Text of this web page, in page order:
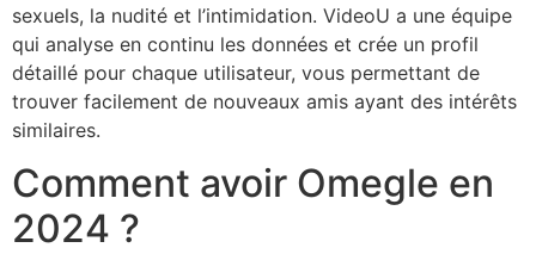
sexuels, la nudité et l’intimidation. VideoU a une équipe
qui analyse en continu les données et crée un profil
détaillé pour chaque utilisateur, vous permettant de
trouver facilement de nouveaux amis ayant des intérêts
similaires.
Comment avoir Omegle en
2024 ?